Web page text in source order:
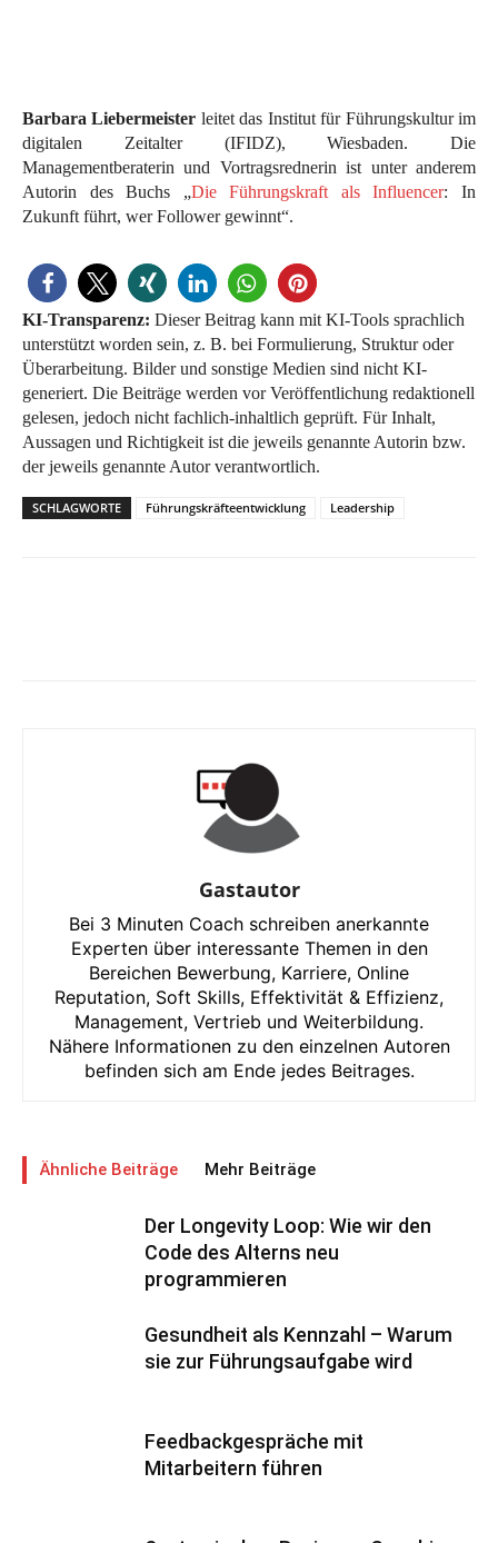
Barbara Liebermeister leitet das Institut für Führungskultur im
digitalen Zeitalter (IFIDZ), Wiesbaden. Die
Managementberaterin und Vortragsrednerin ist unter anderem
Autorin des Buchs „Die Führungskraft als Influencer: In
Zukunft führt, wer Follower gewinnt“.
KI-Transparenz: Dieser Beitrag kann mit KI-Tools sprachlich
unterstützt worden sein, z. B. bei Formulierung, Struktur oder
Überarbeitung. Bilder und sonstige Medien sind nicht KI-
generiert. Die Beiträge werden vor Veröffentlichung redaktionell
gelesen, jedoch nicht fachlich-inhaltlich geprüft. Für Inhalt,
Aussagen und Richtigkeit ist die jeweils genannte Autorin bzw.
der jeweils genannte Autor verantwortlich.
SCHLAGWORTE Führungskräfteentwicklung Leadership
Gastautor
Bei 3 Minuten Coach schreiben anerkannte
Experten über interessante Themen in den
Bereichen Bewerbung, Karriere, Online
Reputation, Soft Skills, Effektivität & Effizienz,
Management, Vertrieb und Weiterbildung.
Nähere Informationen zu den einzelnen Autoren
befinden sich am Ende jedes Beitrages.
Ähnliche Beiträge Mehr Beiträge
Der Longevity Loop: Wie wir den
Code des Alterns neu
programmieren
Gesundheit als Kennzahl – Warum
sie zur Führungsaufgabe wird
Feedbackgespräche mit
Mitarbeitern führen